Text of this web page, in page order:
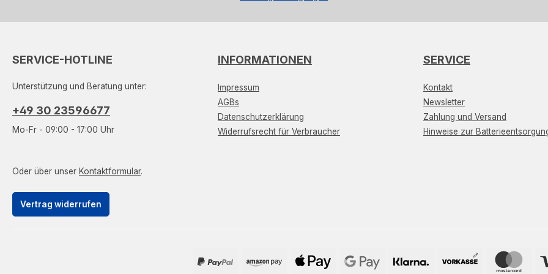
SERVICE-HOTLINE
Unterstützung und Beratung unter:
+49 30 23596677
Mo-Fr - 09:00 - 17:00 Uhr
Oder über unser Kontaktformular.
Vertrag widerrufen
INFORMATIONEN
Impressum
AGBs
Datenschutzerklärung
Widerrufsrecht für Verbraucher
SERVICE
Kontakt
Newsletter
Zahlung und Versand
Hinweise zur